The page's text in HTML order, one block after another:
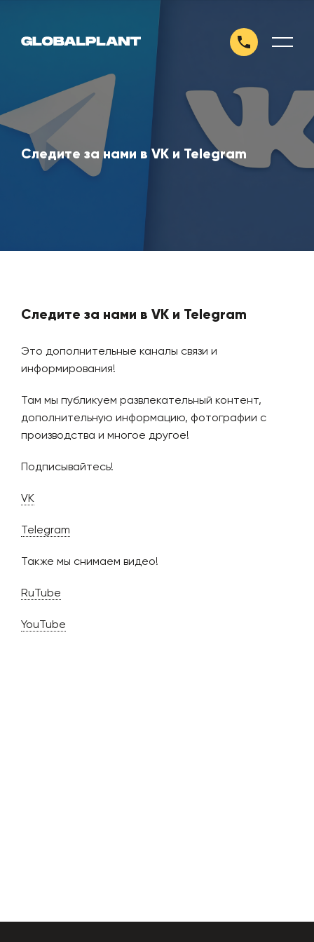
Следите за нами в VK и Telegram
Следите за нами в VK и Telegram
Это дополнительные каналы связи и
информирования!
Там мы публикуем развлекательный контент,
дополнительную информацию, фотографии с
производства и многое другое!
Подписывайтесь!
VK
Telegram
Также мы снимаем видео!
RuTube
YouTube